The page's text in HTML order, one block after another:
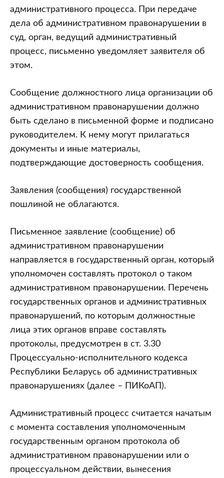
административного процесса. При передаче
дела об административном правонарушении в
суд, орган, ведущий административный
процесс, письменно уведомляет заявителя об
этом.
Сообщение должностного лица организации об
административном правонарушении должно
быть сделано в письменной форме и подписано
руководителем. К нему могут прилагаться
документы и иные материалы,
подтверждающие достоверность сообщения.
Заявления (сообщения) государственной
пошлиной не облагаются.
Письменное заявление (сообщение) об
административном правонарушении
направляется в государственный орган, который
уполномочен составлять протокол о таком
административном правонарушении. Перечень
государственных органов и административных
правонарушений, по которым должностные
лица этих органов вправе составлять
протоколы, предусмотрен в ст. 3.30
Процессуально-исполнительного кодекса
Республики Беларусь об административных
правонарушениях (далее – ПИКоАП).
Административный процесс считается начатым
с момента составления уполномоченным
государственным органом протокола об
административном правонарушении или о
процессуальном действии, вынесения